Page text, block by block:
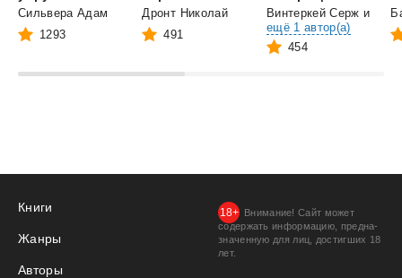
Сильвера Адам
1293
Дронт Николай
491
Винтеркей Серж и
ещё 1 автор(а)
454
Книги
Жанры
Авторы
Внимание! Сайт может
содержать информацию, предна­
значенную для лиц, дости­гших 18
лет.